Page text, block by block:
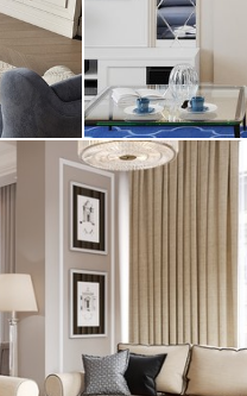
квартира, 80 м
01.01.2017
сочетанием
...